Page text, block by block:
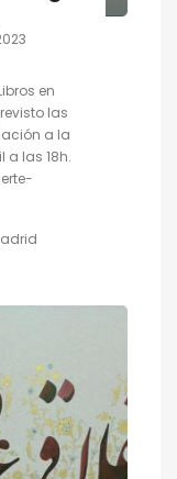
en
las
a la
a las 18h.